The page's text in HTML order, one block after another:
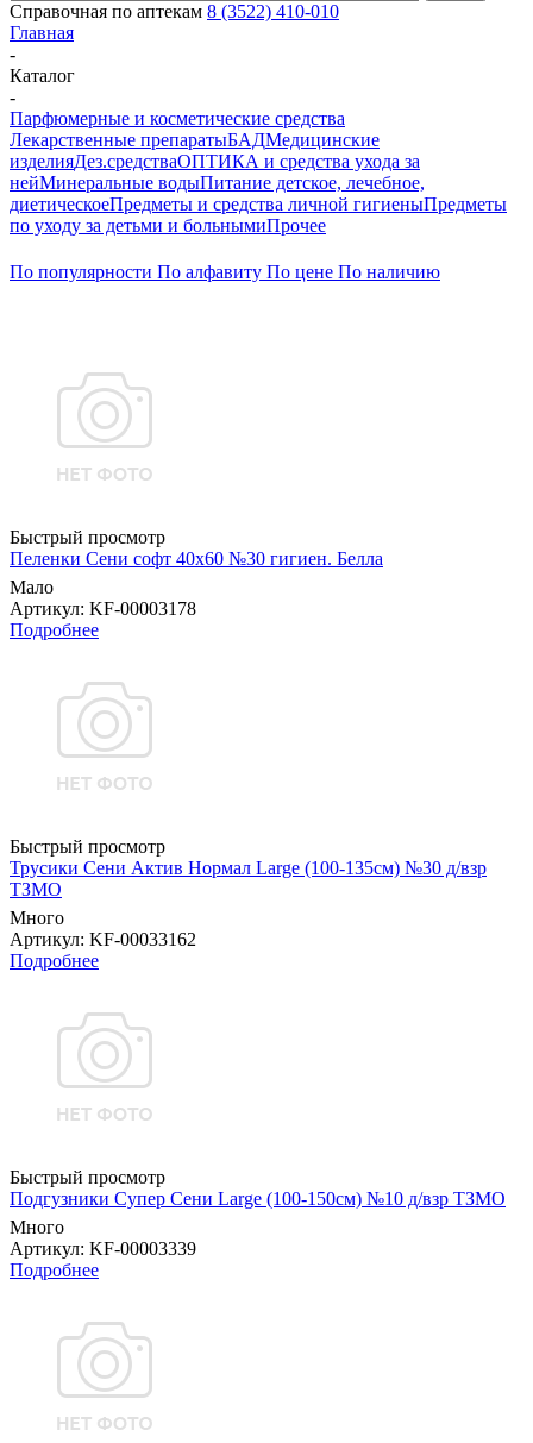
Справочная по аптекам 8 (3522) 410-010
Главная
-
Каталог
-
Парфюмерные и косметические средства
Лекарственные препаратыБАДМедицинские
изделияДез.средстваОПТИКА и средства ухода за
нейМинеральные водыПитание детское, лечебное,
диетическоеПредметы и средства личной гигиеныПредметы
по уходу за детьми и больнымиПрочее
По популярности По алфавиту По цене По наличию
Быстрый просмотр
Пеленки Сени софт 40х60 №30 гигиен. Белла
Мало
Артикул: KF-00003178
Подробнее
Быстрый просмотр
Трусики Сени Актив Нормал Large (100-135см) №30 д/взр
ТЗМО
Много
Артикул: KF-00033162
Подробнее
Быстрый просмотр
Подгузники Супер Сени Large (100-150см) №10 д/взр ТЗМО
Много
Артикул: KF-00003339
Подробнее